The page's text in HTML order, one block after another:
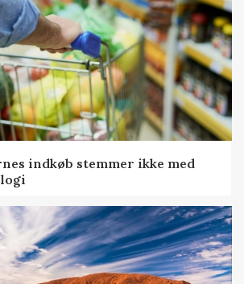
indkøb stemmer ikke med